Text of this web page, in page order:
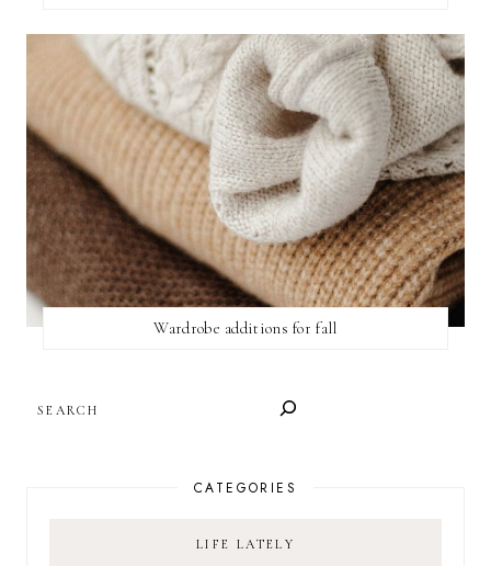
Wardrobe additions for fall
CATEGORIES
LIFE LATELY